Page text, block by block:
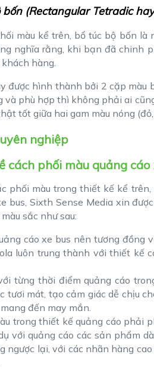
bốn (Rectangular Tetradic
màu kể trên, bổ túc bộ bốn
nghĩa rằng, khi bạn đã chinh
hàng.
được hình thành bởi 2 cặp màu
và phù hợp thì không phải ai
tốt giữa hai gam màu nóng
cách phối màu quảng cáo
phối màu trong thiết kế kể
bus, Sixth Sense Media xin
sắc như sau:
cáo xe bus nên tương đồng
luôn trung thành với thiết kế
từng thời điểm quảng cáo
tươi mát, tạo cảm giác dễ chịu
đến may mắn.
trong thiết kế quảng cáo phải
với quảng cáo các sản phẩm
ngược lại, với các nhãn hàng